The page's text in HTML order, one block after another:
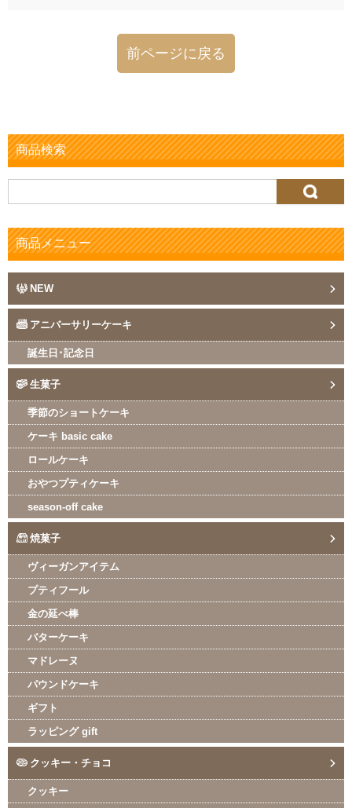
前ページに戻る
商品検索
索:
商品メニュー
NEW
アニバーサリーケーキ
誕生日･記念日
生菓子
季節のショートケーキ
ケーキ basic cake
ロールケーキ
おやつプティケーキ
season-off cake
焼菓子
ヴィーガンアイテム
プティフール
金の延べ棒
バターケーキ
マドレーヌ
パウンドケーキ
ギフト
ラッピング gift
クッキー・チョコ
クッキー